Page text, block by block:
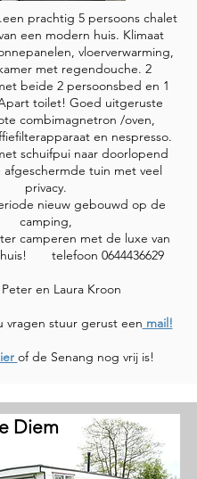
prachtig 5 persoons chalet
een modern huis. Klimaat
vloerverwarming,
met regendouche. 2
beide 2 persoonsbed en 1
toilet! Goed uitgeruste
combimagnetron /oven,
en nespresso.
schuifpui naar doorlopend
afgeschermde tuin met veel
privacy.
nieuw gebouwd op de
camping,
camperen met de luxe van
huis! telefoon 0644436629
en Laura Kroon
stuur gerust een mail!
of de Senang nog vrij is!
Diem